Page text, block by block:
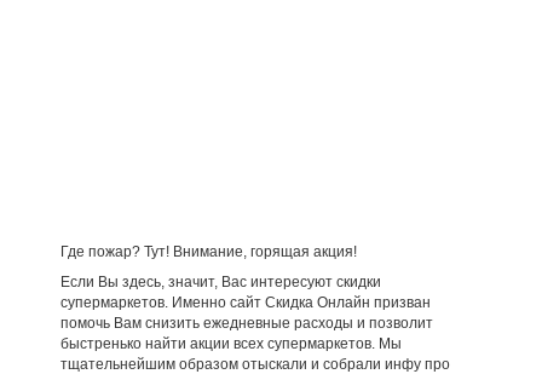
Где пожар? Тут! Внимание, горящая акция!
Если Вы здесь, значит, Вас интересуют скидки
супермаркетов. Именно сайт Скидка Онлайн призван
помочь Вам снизить ежедневные расходы и позволит
быстренько найти акции всех супермаркетов. Мы
тщательнейшим образом отыскали и собрали инфу про